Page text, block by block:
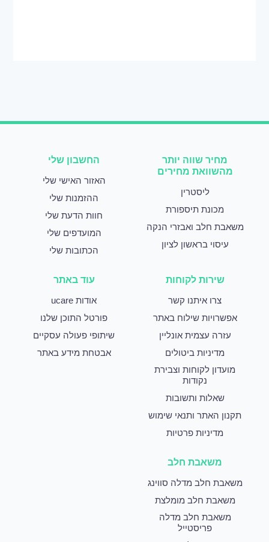
מחיר שווה יותר
מהשוואת מחירים
ליסטרין
מכונת תיספורת
משאבת חלב ואבזרי הנקה
עיסוי בראשון לציון
החשבון שלי
האזור האישי שלי
ההזמנות שלי
חוות הדעת שלי
המועדפים שלי
הכתובות שלי
שירות לקוחות
צרו איתנו קשר
אפשרויות שילוח באתר
עזרה עצמית אונליין
מדיניות ביטולים
מועדון לקוחות וצבירת
נקודות
שאלות ותשובות
תקנון האתר ותנאי שימוש
מדיניות פרטיות
עוד באתר
אודות ucare
פורטל התוכן שלנו
שיתופי פעולה עסקיים
אבטחת מידע באתר
משאבת חלב
משאבת חלב מדלה סווינג
משאבת חלב מומלצת
משאבת חלב מדלה
פריסטייל